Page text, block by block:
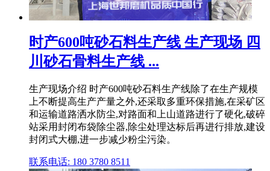
时产600吨砂石料生产线 生产现场 四
川砂石骨料生产线 ...
生产现场介绍 时产600吨砂石料生产线除了在生产规模
上不断提高生产产量之外,还采取多重环保措施,在采矿区
和运输道路洒水防尘,对路面和上山道路进行了硬化,破碎
站采用封闭布袋除尘器,除尘处理达标后再进行排放,建设
封闭式大棚,进一步减少粉尘污染。
联系电话: 180 3780 8511